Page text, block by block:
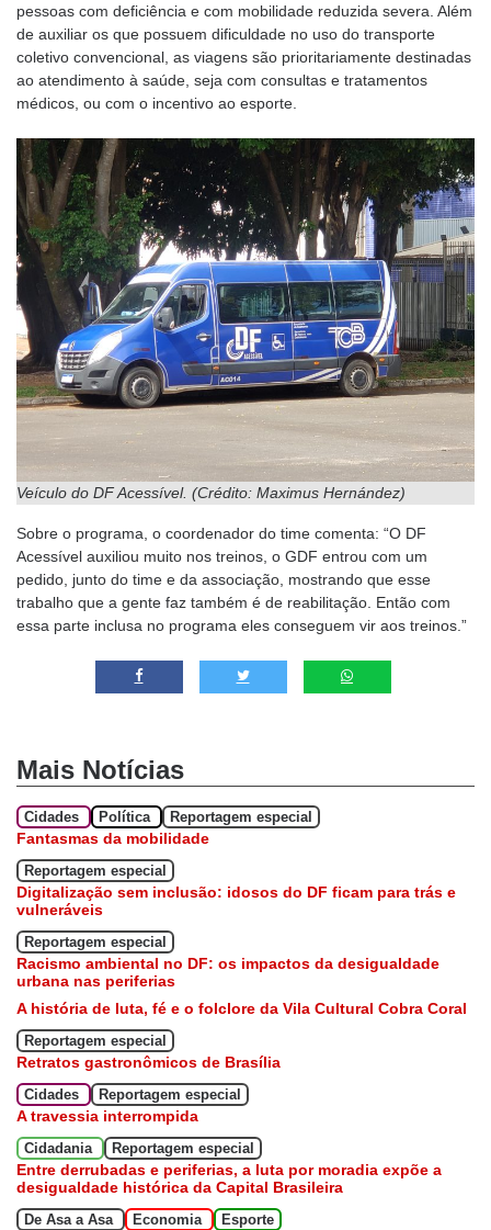
pessoas com deficiência e com mobilidade reduzida severa. Além
de auxiliar os que possuem dificuldade no uso do transporte
coletivo convencional, as viagens são prioritariamente destinadas
ao atendimento à saúde, seja com consultas e tratamentos
médicos, ou com o incentivo ao esporte.
Veículo do DF Acessível. (Crédito: Maximus Hernández)
Sobre o programa, o coordenador do time comenta: “O DF
Acessível auxiliou muito nos treinos, o GDF entrou com um
pedido, junto do time e da associação, mostrando que esse
trabalho que a gente faz também é de reabilitação. Então com
essa parte inclusa no programa eles conseguem vir aos treinos.”
Mais Notícias
Cidades Política Reportagem especial
Fantasmas da mobilidade
Reportagem especial
Digitalização sem inclusão: idosos do DF ficam para trás e
vulneráveis
Reportagem especial
Racismo ambiental no DF: os impactos da desigualdade
urbana nas periferias
A história de luta, fé e o folclore da Vila Cultural Cobra Coral
Reportagem especial
Retratos gastronômicos de Brasília
Cidades Reportagem especial
A travessia interrompida
Cidadania Reportagem especial
Entre derrubadas e periferias, a luta por moradia expõe a
desigualdade histórica da Capital Brasileira
De Asa a Asa Economia Esporte